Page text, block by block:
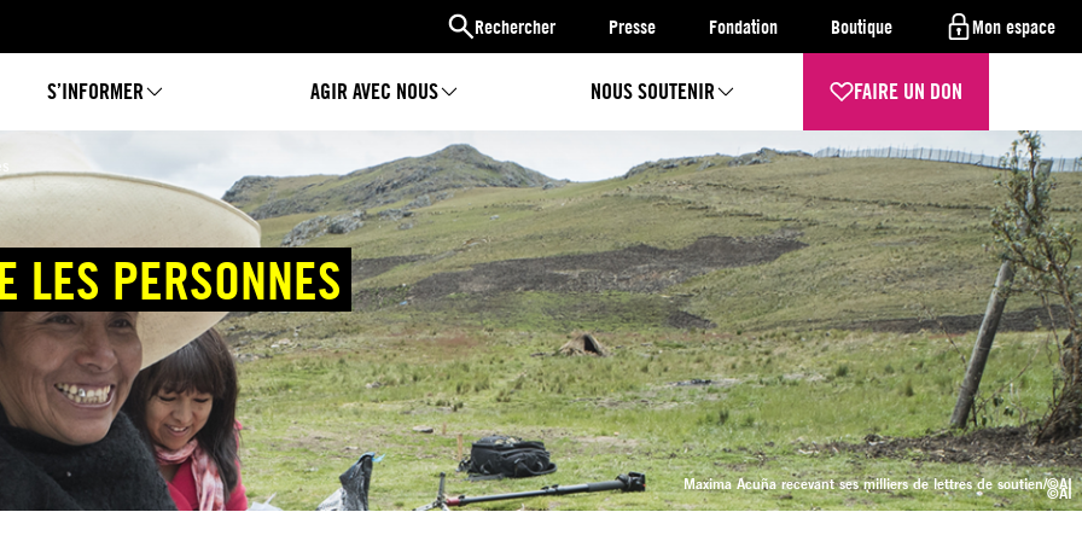
Rechercher Presse Fondation Boutique Mon espace
S’INFORMER AGIR AVEC NOUS NOUS SOUTENIR FAIRE UN DON
Maxima Acuña recevant ses milliers de lettres de soutien/©AI
©AI
LES PERSONNES